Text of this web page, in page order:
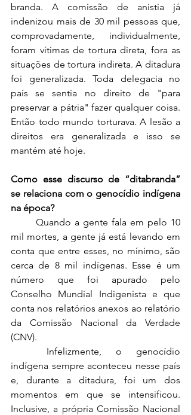
branda. A comissão de anistia já
indenizou mais de 30 mil pessoas que,
comprovadamente, individualmente,
foram vítimas de tortura direta, fora as
situações de tortura indireta. A ditadura
foi generalizada. Toda delegacia no
país se sentia no direito de "para
preservar a pátria" fazer qualquer coisa.
Então todo mundo torturava. A lesão a
direitos era generalizada e isso se
mantém até hoje.
Como esse discurso de “ditabranda”
se relaciona com o genocídio indígena
na época?
mil mortes, a gente já está levando em
conta que entre esses, no mínimo, são
cerca de 8 mil indígenas. Esse é um
número que foi apurado pelo
Conselho Mundial Indigenista e que
conta nos relatórios anexos ao relatório
da Comissão Nacional da Verdade
(CNV).
indígena sempre aconteceu nesse país
e, durante a ditadura, foi um dos
momentos em que se intensificou.
Inclusive, a própria Comissão Nacional